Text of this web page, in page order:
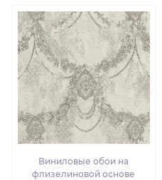
Виниловые обои на
флизелиновой основе